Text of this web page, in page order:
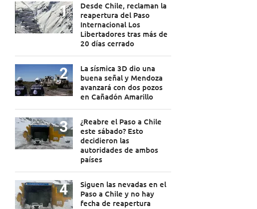
Desde Chile, reclaman la
reapertura del Paso
Internacional Los
Libertadores tras más de
20 días cerrado
La sísmica 3D dio una
buena señal y Mendoza
avanzará con dos pozos
en Cañadón Amarillo
¿Reabre el Paso a Chile
este sábado? Esto
decidieron las
autoridades de ambos
países
Siguen las nevadas en el
Paso a Chile y no hay
fecha de reapertura